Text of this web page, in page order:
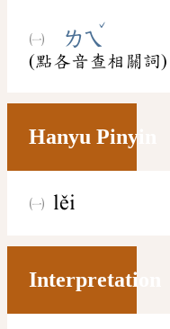
ㄌㄟ
ˇ
(點各音查相關詞)
Hanyu Pinyin
lěi
Interpretation